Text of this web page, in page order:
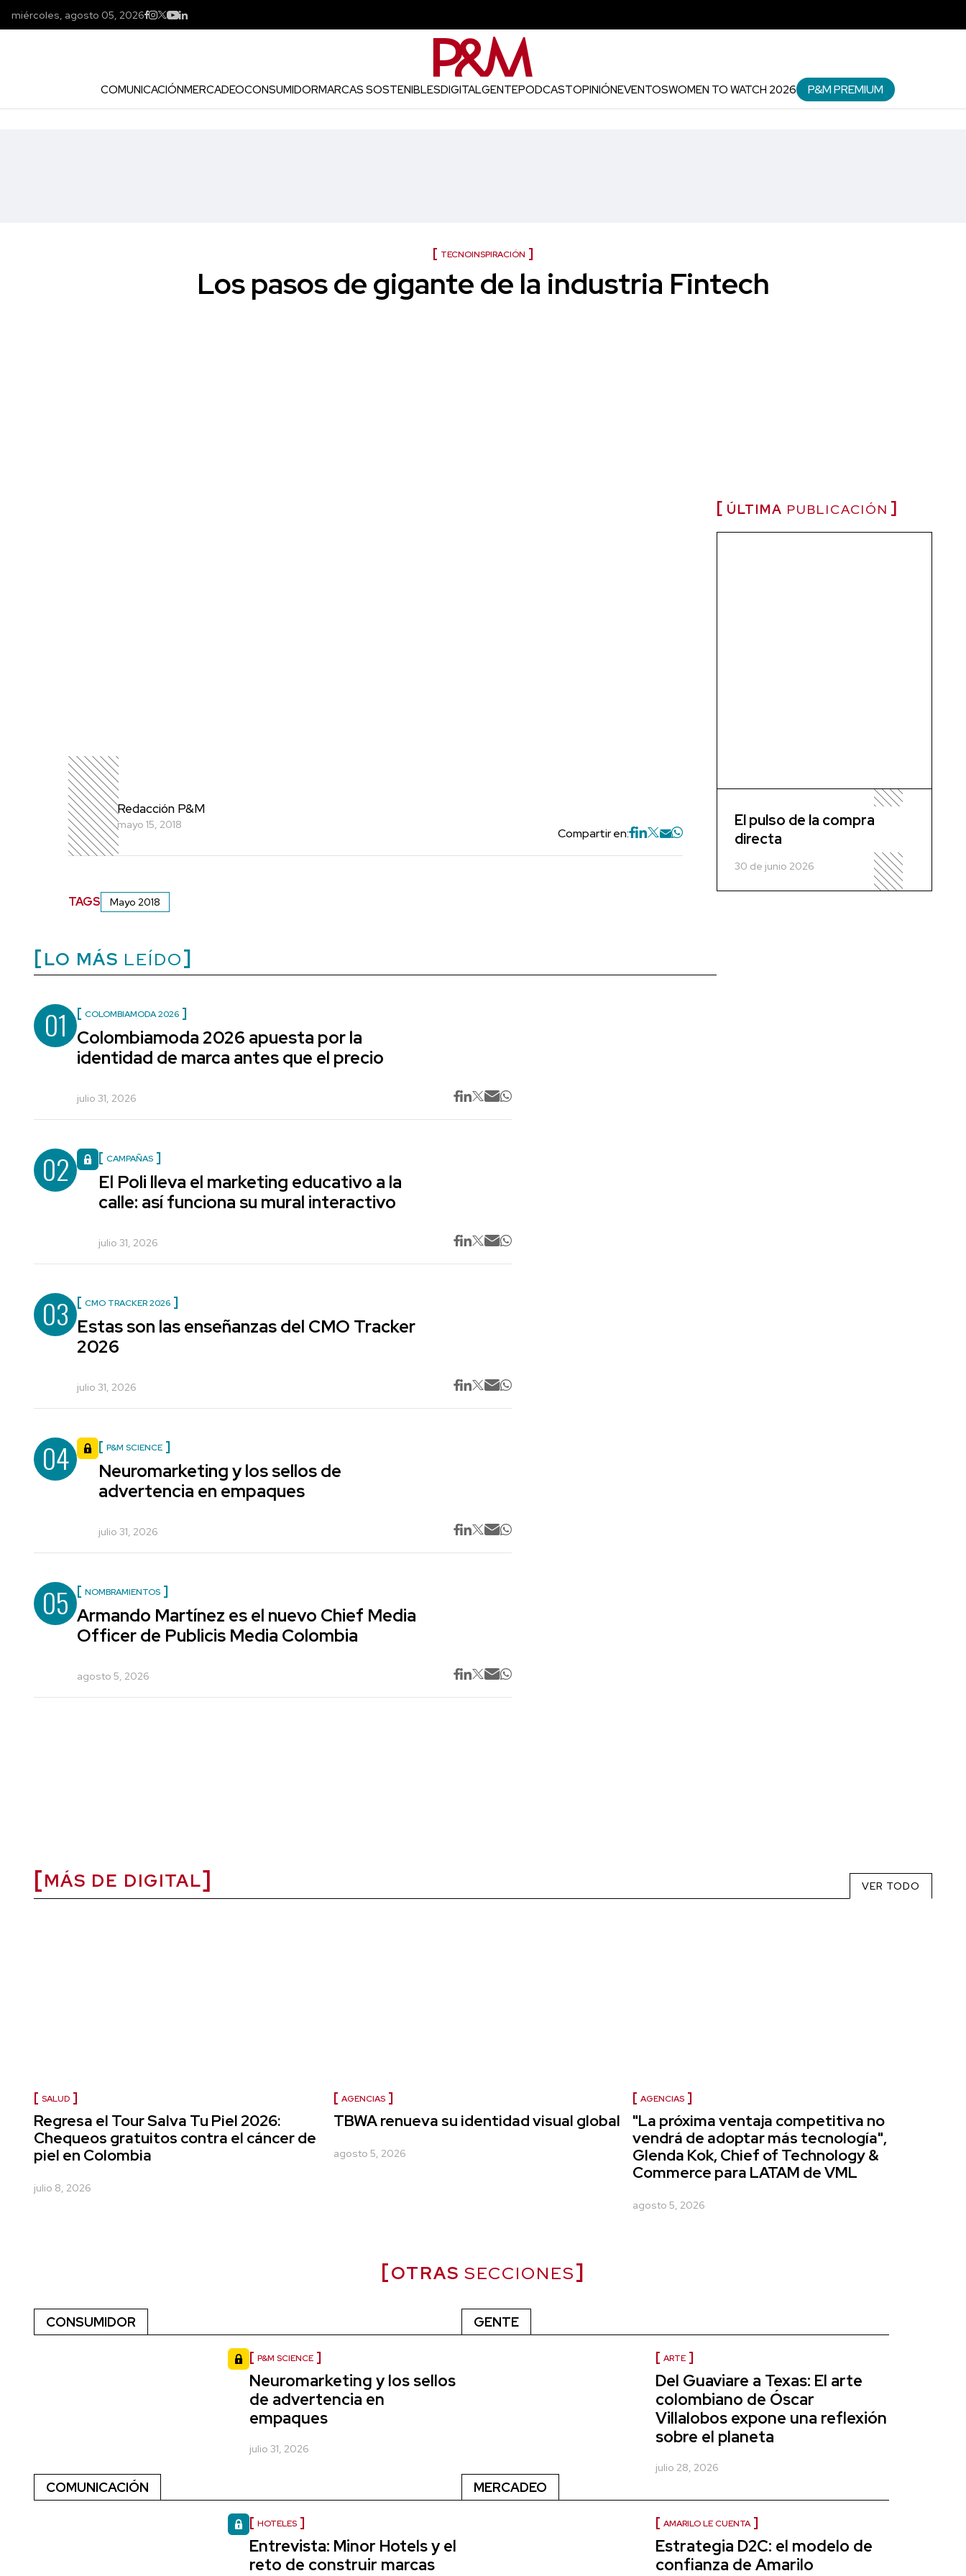
miércoles, agosto 05, 2026
COMUNICACIÓNMERCADEOCONSUMIDORMARCAS SOSTENIBLESDIGITALGENTEPODCASTOPINIÓNEVENTOSWOMEN TO WATCH 2026 P&M PREMIUM
TECNOINSPIRACIÓN
Los pasos de gigante de la industria Fintech
Redacción P&M
mayo 15, 2018
Compartir en:
TAGS Mayo 2018
LO MÁS LEÍDO
01 COLOMBIAMODA 2026
Colombiamoda 2026 apuesta por la
identidad de marca antes que el precio
julio 31, 2026
02 CAMPAÑAS
El Poli lleva el marketing educativo a la
calle: así funciona su mural interactivo
julio 31, 2026
03 CMO TRACKER 2026
Estas son las enseñanzas del CMO Tracker
2026
julio 31, 2026
04 P&M SCIENCE
Neuromarketing y los sellos de
advertencia en empaques
julio 31, 2026
05 NOMBRAMIENTOS
Armando Martínez es el nuevo Chief Media
Officer de Publicis Media Colombia
agosto 5, 2026
ÚLTIMA PUBLICACIÓN
El pulso de la compra
directa
30 de junio 2026
MÁS DE DIGITAL VER TODO
SALUD
Regresa el Tour Salva Tu Piel 2026:
Chequeos gratuitos contra el cáncer de
piel en Colombia
julio 8, 2026
AGENCIAS
TBWA renueva su identidad visual global
agosto 5, 2026
AGENCIAS
"La próxima ventaja competitiva no
vendrá de adoptar más tecnología",
Glenda Kok, Chief of Technology &
Commerce para LATAM de VML
agosto 5, 2026
OTRAS SECCIONES
CONSUMIDOR
P&M SCIENCE
Neuromarketing y los sellos
de advertencia en
empaques
julio 31, 2026
GENTE
ARTE
Del Guaviare a Texas: El arte
colombiano de Óscar
Villalobos expone una reflexión
sobre el planeta
julio 28, 2026
COMUNICACIÓN
HOTELES
Entrevista: Minor Hotels y el
reto de construir marcas
MERCADEO
AMARILO LE CUENTA
Estrategia D2C: el modelo de
confianza de Amarilo